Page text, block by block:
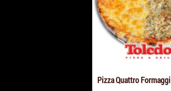
Pizza Quattro Formaggi